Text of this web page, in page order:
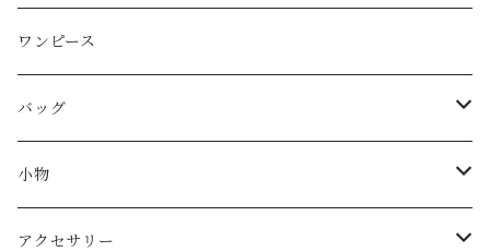
CELINE
FENDI
miu miu
Martin Margiela
ワンピース
バッグ
ショルダーバッグ
ハンド/トートバッグ
小物
帽子
アクセサリー